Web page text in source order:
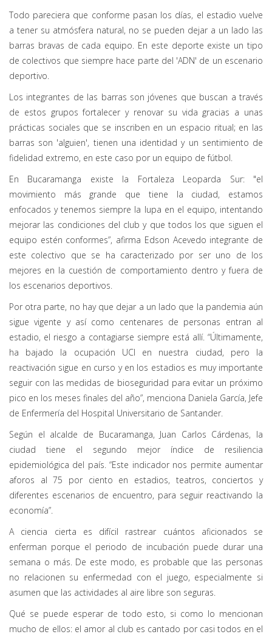
Todo pareciera que conforme pasan los días, el estadio vuelve
a tener su atmósfera natural, no se pueden dejar a un lado las
barras bravas de cada equipo. En este deporte existe un tipo
de colectivos que siempre hace parte del 'ADN' de un escenario
deportivo.
Los integrantes de las barras son jóvenes que buscan a través
de estos grupos fortalecer y renovar su vida gracias a unas
prácticas sociales que se inscriben en un espacio ritual; en las
barras son 'alguien', tienen una identidad y un sentimiento de
fidelidad extremo, en este caso por un equipo de fútbol.
En Bucaramanga existe la Fortaleza Leoparda Sur: "el
movimiento más grande que tiene la ciudad, estamos
enfocados y tenemos siempre la lupa en el equipo, intentando
mejorar las condiciones del club y que todos los que siguen el
equipo estén conformes”, afirma Edson Acevedo integrante de
este colectivo que se ha caracterizado por ser uno de los
mejores en la cuestión de comportamiento dentro y fuera de
los escenarios deportivos.
Por otra parte, no hay que dejar a un lado que la pandemia aún
sigue vigente y así como centenares de personas entran al
estadio, el riesgo a contagiarse siempre está allí. “Últimamente,
ha bajado la ocupación UCI en nuestra ciudad, pero la
reactivación sigue en curso y en los estadios es muy importante
seguir con las medidas de bioseguridad para evitar un próximo
pico en los meses finales del año”, menciona Daniela García, Jefe
de Enfermería del Hospital Universitario de Santander.
Según el alcalde de Bucaramanga, Juan Carlos Cárdenas, la
ciudad tiene el segundo mejor índice de resiliencia
epidemiológica del país. “Este indicador nos permite aumentar
aforos al 75 por ciento en estadios, teatros, conciertos y
diferentes escenarios de encuentro, para seguir reactivando la
economía”.
A ciencia cierta es difícil rastrear cuántos aficionados se
enferman porque el periodo de incubación puede durar una
semana o más. De este modo, es probable que las personas
no relacionen su enfermedad con el juego, especialmente si
asumen que las actividades al aire libre son seguras.
Qué se puede esperar de todo esto, si como lo mencionan
mucho de ellos: el amor al club es cantado por casi todos en el